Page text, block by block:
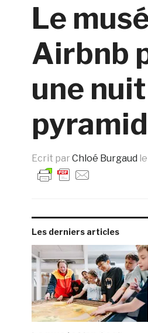
Le
Airbnb
une
Ecrit par Chloé Burgaud le
Les derniers articles